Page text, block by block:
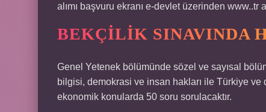
alımı başvuru ekranı e-devlet üzerinden www..tr
BEKÇILIK SINAVINDA
Genel Yetenek bölümünde sözel ve sayısal
bilgisi, demokrasi ve insan hakları ile Türkiye
ekonomik konularda 50 soru sorulacaktır.